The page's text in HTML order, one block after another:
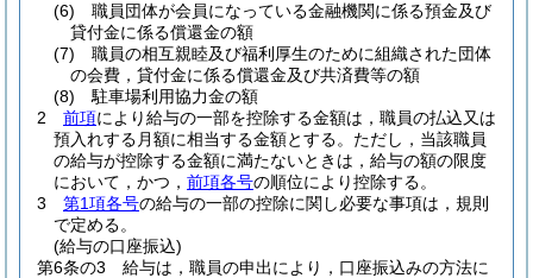
(6)
職員団体が会員になっている金融機関に係る預金及び
貸付金に係る償還金の額
(7)
職員の相互親睦及び福利厚生のために組織された団体
の会費，貸付金に係る償還金及び共済費等の額
(8)
駐車場利用協力金の額
2
前項により給与の一部を控除する金額は，職員の払込又は
預入れする月額に相当する金額とする。 ただし，当該職員
の給与が控除する金額に満たないときは，給与の額の限度
において，かつ， 前項各号の順位により控除する。
3
第1項各号の給与の一部の控除に関し必要な事項は，規則
で定める。
(給与の口座振込)
第6条の3
給与は，職員の申出により，口座振込みの方法に